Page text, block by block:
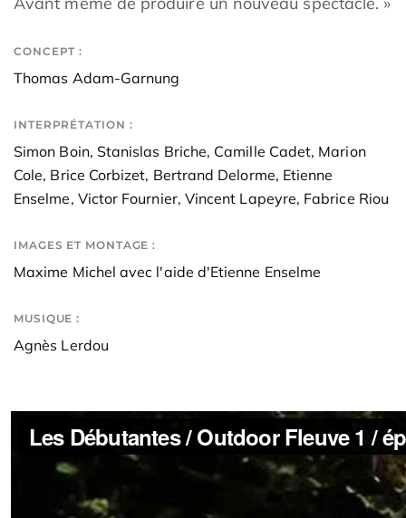
CONCEPT :
Thomas Adam-Garnung
INTERPRÉTATION :
Simon Boin, Stanislas Briche, Camille Cadet, Marion
Cole, Brice Corbizet, Bertrand Delorme, Etienne
Enselme, Victor Fournier, Vincent Lapeyre, Fabrice Riou
IMAGES ET MONTAGE :
Maxime Michel avec l'aide d'Etienne Enselme
MUSIQUE :
Agnès Lerdou